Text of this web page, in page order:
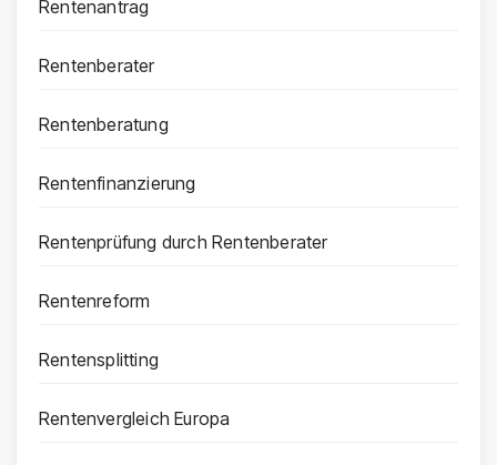
Rentenantrag
Rentenberater
Rentenberatung
Rentenfinanzierung
Rentenprüfung durch Rentenberater
Rentenreform
Rentensplitting
Rentenvergleich Europa